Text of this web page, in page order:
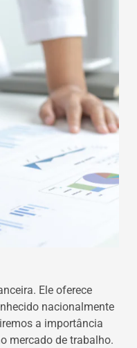
Ele oferece
nacionalmente
a importância
mercado de trabalho.